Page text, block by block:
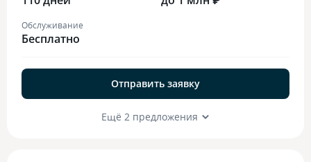
Обслуживание
Бесплатно
Отправить заявку
Ещё 2 предложения